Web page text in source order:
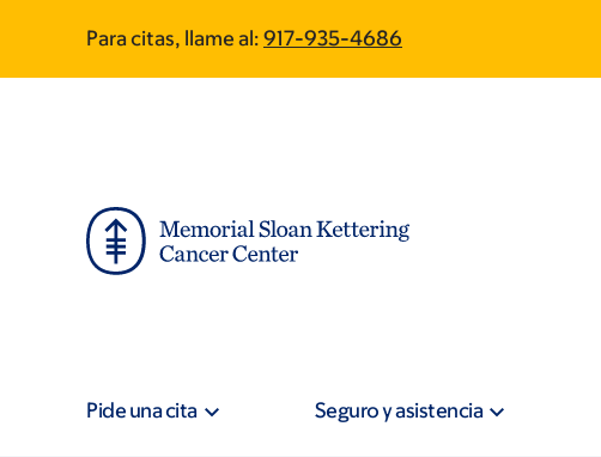
main
footer
Para citas, llame al: 917-935-4686
Pide una cita Seguro y asistencia